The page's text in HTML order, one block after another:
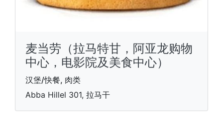
麦当劳（拉马特甘，阿亚龙购物
中心，电影院及美食中心）
汉堡/快餐, 肉类
Abba Hillel 301, 拉马干